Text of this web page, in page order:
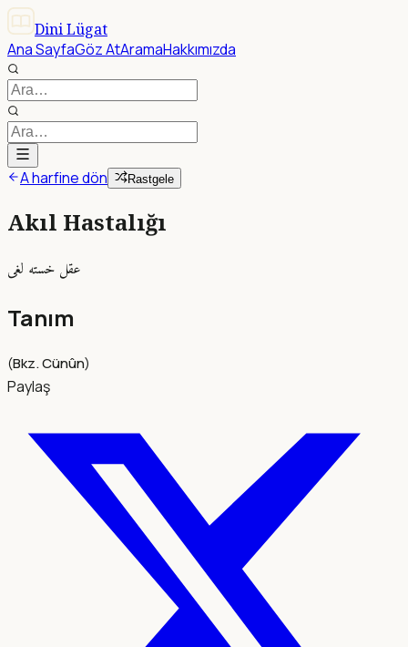
Dini Lügat
Ana SayfaGöz AtAramaHakkımızda
A harfine dön Rastgele
Akıl Hastalığı
عقل خسته لغى
Tanım
(Bkz. Cünûn)
Paylaş